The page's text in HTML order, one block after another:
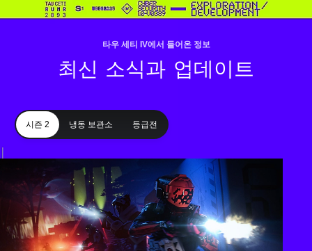
타우 세티 IV에서 들어온 정보
최신 소식과 업데이트
시즌 2 냉동 보관소 등급전